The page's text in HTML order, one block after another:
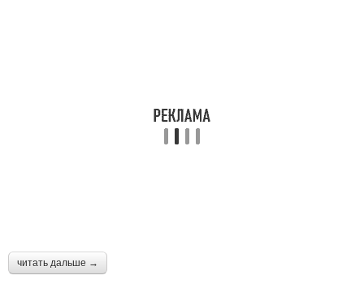
читать дальше →